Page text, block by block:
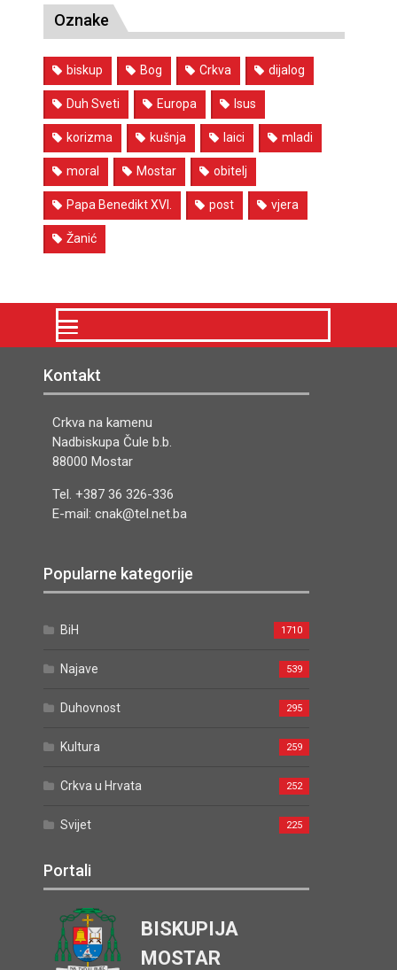
Oznake
biskup Bog Crkva dijalog
Duh Sveti Europa Isus
korizma kušnja laici mladi
moral Mostar obitelj
Papa Benedikt XVI. post vjera
Žanić
Kontakt
Crkva na kamenu
Nadbiskupa Čule b.b.
88000 Mostar
Tel. +387 36 326-336
E-mail: cnak@tel.net.ba
Popularne kategorije
BiH 1710
Najave 539
Duhovnost 295
Kultura 259
Crkva u Hrvata 252
Svijet 225
Portali
BISKUPIJA
MOSTAR